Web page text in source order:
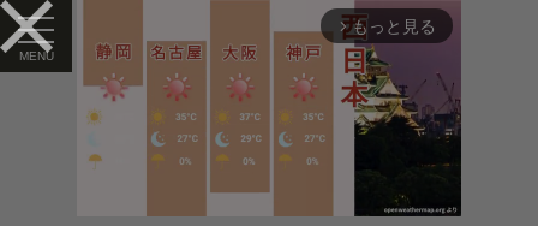
arrow_forward_ios もっと見る